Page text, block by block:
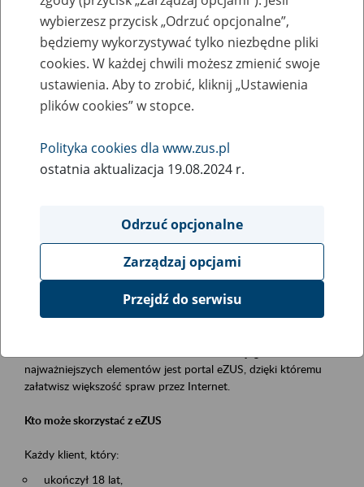
Zaproś ZUS do siebie - zakładanie profili
eZUS w siedzibie Twojej firmy
Rodzaj wydarzenia
Szkolenia
Obszar merytoryczny
obsługa klientów
Opis wydarzenia
Platforma Usług Elektronicznych ZUS eZUS
najważniejszych elementów jest portal eZUS, dzięki któremu
załatwisz większość spraw przez Internet.
Kto może skorzystać z eZUS
Każdy klient, który:
ukończył 18 lat,
wybierzesz przycisk „Odrzuć opcjonalne”,
będziemy wykorzystywać tylko niezbędne pliki
cookies. W każdej chwili możesz zmienić swoje
ustawienia. Aby to zrobić, kliknij „Ustawienia
plików cookies” w stopce.
Polityka cookies dla www.zus.pl
ostatnia aktualizacja 19.08.2024 r.
Odrzuć opcjonalne
Zarządzaj opcjami
Przejdź do serwisu